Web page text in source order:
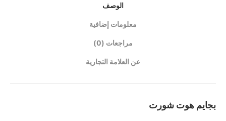
الوصف
معلومات إضافية
مراجعات (0)
عن العلامة التجارية
بجايم هوت شورت